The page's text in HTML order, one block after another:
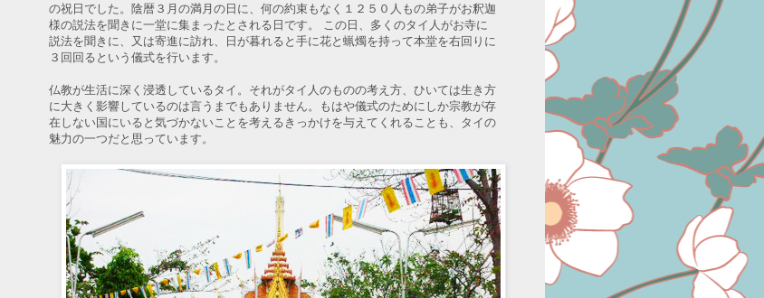
の祝日でした。陰暦３月の満月の日に、何の約束もなく１２５０人もの弟子がお釈迦
様の説法を聞きに一堂に集まったとされる日です。 この日、多くのタイ人がお寺に
説法を聞きに、又は寄進に訪れ、日が暮れると手に花と蝋燭を持って本堂を右回りに
３回回るという儀式を行います。
仏教が生活に深く浸透しているタイ。それがタイ人のものの考え方、ひいては生き方
に大きく影響しているのは言うまでもありません。もはや儀式のためにしか宗教が存
在しない国にいると気づかないことを考えるきっかけを与えてくれることも、タイの
魅力の一つだと思っています。